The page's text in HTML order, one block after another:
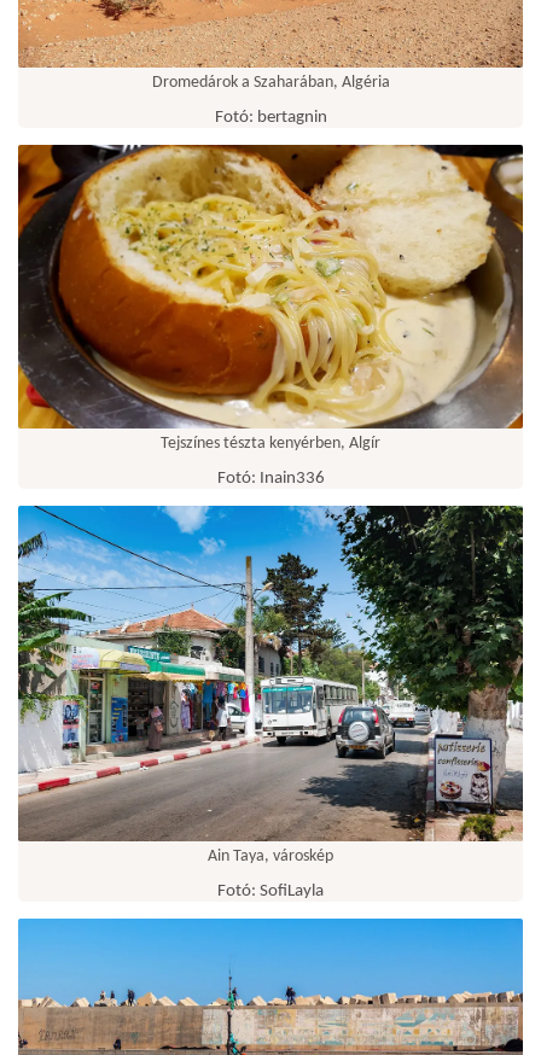
Dromedárok a Szaharában, Algéria
Fotó: bertagnin
Tejszínes tészta kenyérben, Algír
Fotó: Inain336
Ain Taya, városkép
Fotó: SofiLayla